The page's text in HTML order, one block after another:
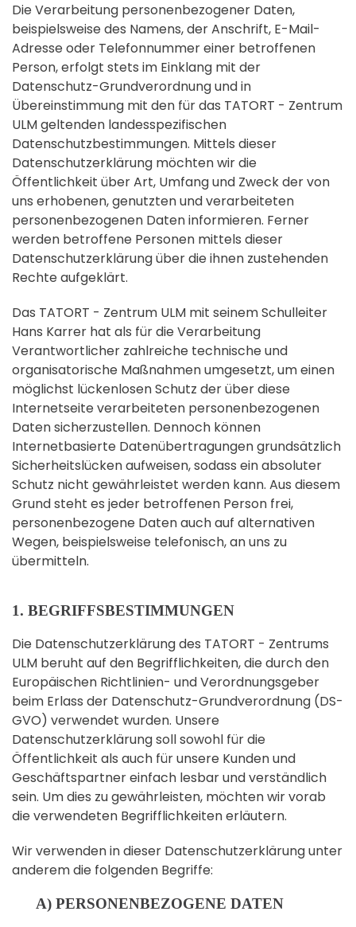
Die Verarbeitung personenbezogener Daten,
beispielsweise des Namens, der Anschrift, E-Mail-
Adresse oder Telefonnummer einer betroffenen
Person, erfolgt stets im Einklang mit der
Datenschutz-Grundverordnung und in
Übereinstimmung mit den für das TATORT - Zentrum
ULM geltenden landesspezifischen
Datenschutzbestimmungen. Mittels dieser
Datenschutzerklärung möchten wir die
Öffentlichkeit über Art, Umfang und Zweck der von
uns erhobenen, genutzten und verarbeiteten
personenbezogenen Daten informieren. Ferner
werden betroffene Personen mittels dieser
Datenschutzerklärung über die ihnen zustehenden
Rechte aufgeklärt.
Das TATORT - Zentrum ULM mit seinem Schulleiter
Hans Karrer hat als für die Verarbeitung
Verantwortlicher zahlreiche technische und
organisatorische Maßnahmen umgesetzt, um einen
möglichst lückenlosen Schutz der über diese
Internetseite verarbeiteten personenbezogenen
Daten sicherzustellen. Dennoch können
Internetbasierte Datenübertragungen grundsätzlich
Sicherheitslücken aufweisen, sodass ein absoluter
Schutz nicht gewährleistet werden kann. Aus diesem
Grund steht es jeder betroffenen Person frei,
personenbezogene Daten auch auf alternativen
Wegen, beispielsweise telefonisch, an uns zu
übermitteln.
1. BEGRIFFSBESTIMMUNGEN
Die Datenschutzerklärung des TATORT - Zentrums
ULM beruht auf den Begrifflichkeiten, die durch den
Europäischen Richtlinien- und Verordnungsgeber
beim Erlass der Datenschutz-Grundverordnung (DS-
GVO) verwendet wurden. Unsere
Datenschutzerklärung soll sowohl für die
Öffentlichkeit als auch für unsere Kunden und
Geschäftspartner einfach lesbar und verständlich
sein. Um dies zu gewährleisten, möchten wir vorab
die verwendeten Begrifflichkeiten erläutern.
Wir verwenden in dieser Datenschutzerklärung unter
anderem die folgenden Begriffe:
A) PERSONENBEZOGENE DATEN